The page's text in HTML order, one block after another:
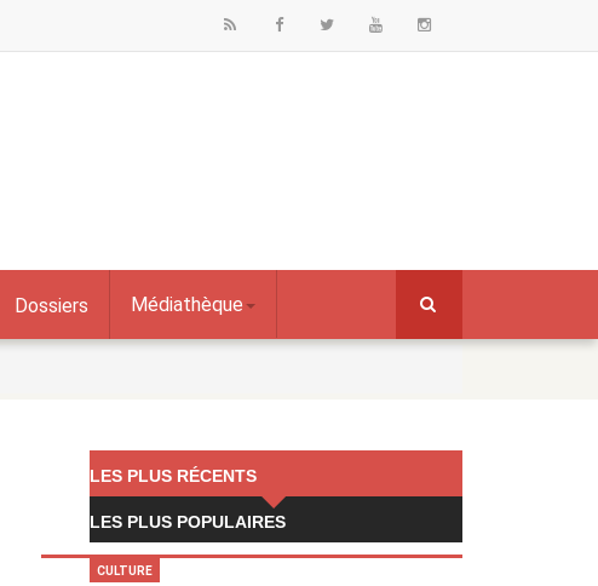
Dossiers Médiathèque
LES PLUS RÉCENTS
LES PLUS POPULAIRES
CULTURE